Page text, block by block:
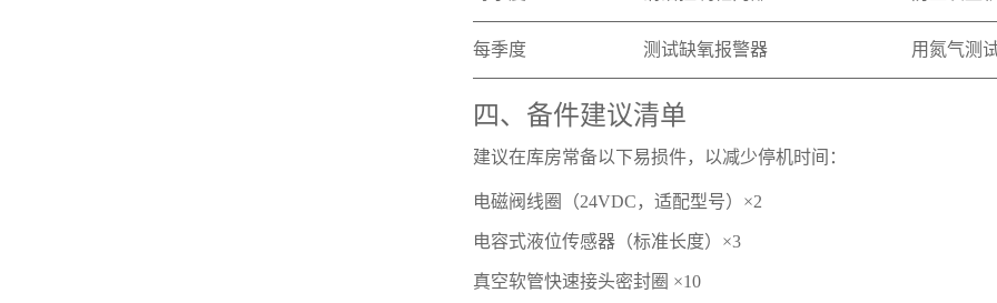
每季度 测试缺氧报警器 用氮气测
四、备件建议清单
建议在库房常备以下易损件，以减少停机时间：
电磁阀线圈（24VDC，适配型号）×2
电容式液位传感器（标准长度）×3
真空软管快速接头密封圈 ×10